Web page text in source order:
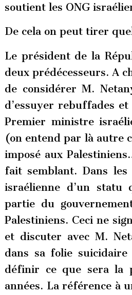
soutient les ONG
De cela on peut tirer
Le président de la
deux prédécesseurs. A
de considérer M.
d’essuyer rebuffades
Premier ministre
(on entend par là autre
imposé aux
fait semblant. Dans
israélienne d’un statu
partie du
Palestiniens. Ceci ne
et discuter avec M.
dans sa folie
définir ce que sera la
années. La référence à